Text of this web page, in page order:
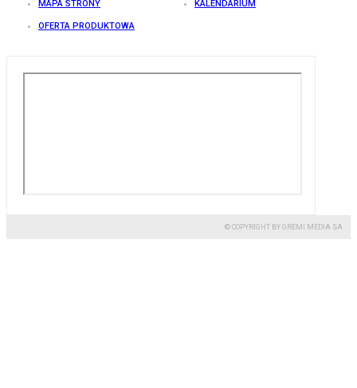
MAPA STRONY KALENDARIUM
OFERTA PRODUKTOWA
© COPYRIGHT BY GREMI MEDIA SA